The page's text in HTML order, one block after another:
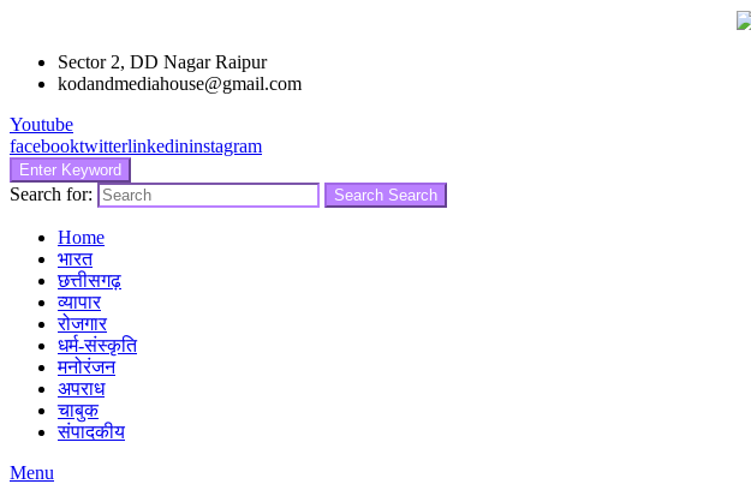
Sector 2, DD Nagar Raipur
kodandmediahouse@gmail.com
Youtube
facebooktwitterlinkedininstagram
Enter Keyword
Search for: Search Search
Home
भारत
छत्तीसगढ़
व्यापार
रोजगार
धर्म-संस्कृति
मनोरंजन
अपराध
चाबुक
संपादकीय
Menu